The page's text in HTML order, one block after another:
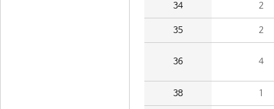
34 2
35 2
36 4
38 1